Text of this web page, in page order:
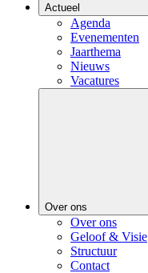
Actueel
Agenda
Evenementen
Jaarthema
Nieuws
Vacatures
Over ons
Over ons
Geloof & Visie
Structuur
Contact